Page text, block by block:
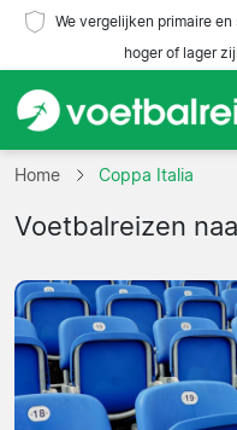
We vergelijken primaire
hoger of lager
Home
Teams
Competities
Reisorganisaties
Home Coppa Italia
Voetbalreizen